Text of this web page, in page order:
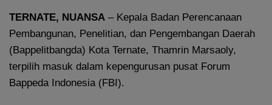
TERNATE, NUANSA – Kepala Badan Perencanaan
Pembangunan, Penelitian, dan Pengembangan Daerah
(Bappelitbangda) Kota Ternate, Thamrin Marsaoly,
terpilih masuk dalam kepengurusan pusat Forum
Bappeda Indonesia (FBI).